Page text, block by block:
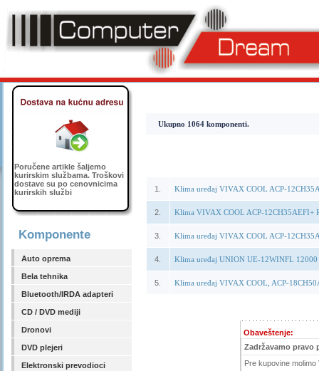
Poručene artikle šaljemo
kurirskim službama. Troškovi
dostave su po cenovnicima
kurirskih službi
Komponente
Auto oprema
Bela tehnika
Bluetooth/IRDA adapteri
CD / DVD mediji
Dronovi
DVD plejeri
Elektronski prevodioci
Ukupno 1064 komponenti.
1. Klima uređaj VIVAX COOL ACP-
2. Klima VIVAX COOL ACP-12CH35AEFI+
3. Klima uređaj VIVAX COOL ACP-
4. Klima uređaj UNION UE-12WINFL
5. Klima uređaj VIVAX COOL, ACP-
Obaveštenje:
Zadržavamo pravo
Pre kupovine